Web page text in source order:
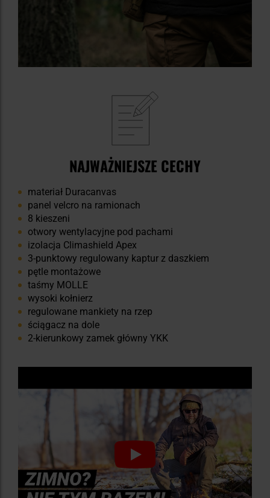
NAJWAŻNIEJSZE CECHY
materiał Duracanvas
panel velcro na ramionach
8 kieszeni
otwory wentylacyjne pod pachami
izolacja Climashield Apex
3-punktowy regulowany kaptur z daszkiem
pętle montażowe
taśmy MOLLE
wysoki kołnierz
regulowane mankiety na rzep
ściągacz na dole
2-kierunkowy zamek główny YKK